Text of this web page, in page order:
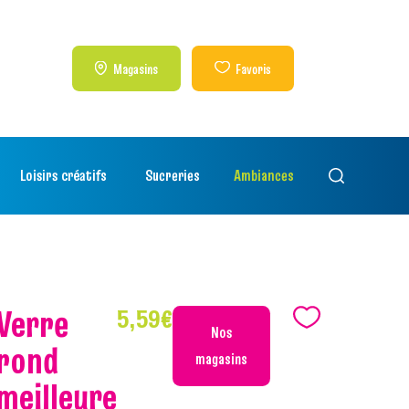
Magasins Favoris
Loisirs créatifs Sucreries Ambiances
5,59€
Nos
magasins